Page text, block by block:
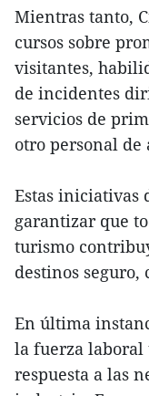
Mientras tanto,
cursos sobre
visitantes,
de incidentes
servicios de
otro personal de
Estas iniciativas
garantizar que
turismo
destinos seguro,
En última
la fuerza laboral
respuesta a las